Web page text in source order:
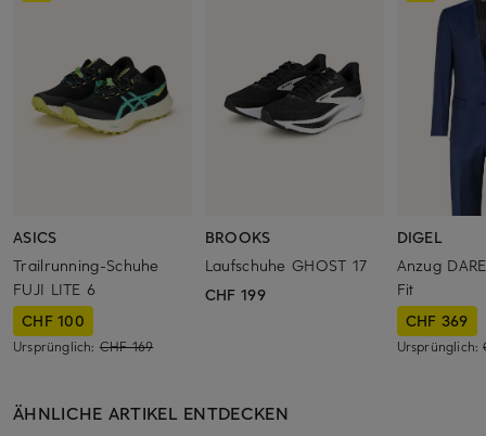
ASICS
Trailrunning-Schuhe
FUJI LITE 6
CHF 100
Ursprünglich: CHF 169
BROOKS
Laufschuhe GHOST 17
CHF 199
DIGEL
Anzug
Fit
CHF 369
Ursprünglich:
ÄHNLICHE ARTIKEL ENTDECKEN